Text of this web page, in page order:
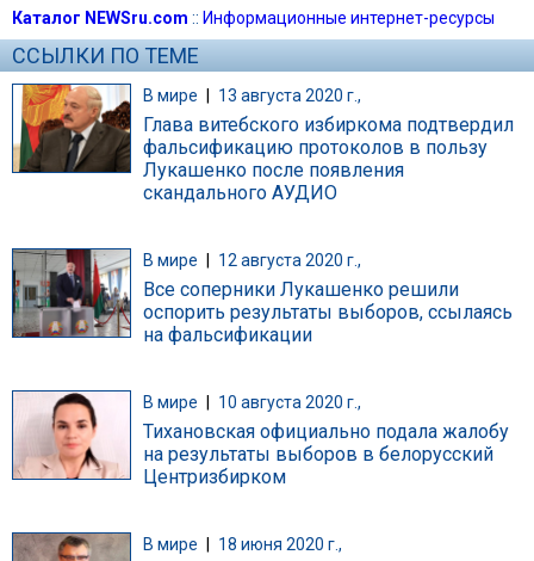
Каталог NEWSru.com :: Информационные интернет-ресурсы
ССЫЛКИ ПО ТЕМЕ
В мире | 13 августа 2020 г.,
Глава витебского избиркома подтвердил
фальсификацию протоколов в пользу
Лукашенко после появления
скандального АУДИО
В мире 12 августа 2020 г.,
Все соперники Лукашенко решили
оспорить результаты выборов, ссылаясь
на фальсификации
В мире 10 августа 2020 г.,
Тихановская официально подала жалобу
на результаты выборов в белорусский
Центризбирком
В мире 18 июня 2020 г.,